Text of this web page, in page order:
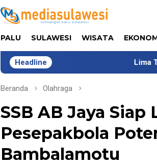
PALU SULAWESI WISATA
Headline Lima Tahun
Beranda Olahraga
SSB AB Jaya Siap
Pesepakbola
Bambalamotu